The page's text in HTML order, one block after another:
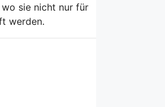
wo sie nicht nur für
werden.